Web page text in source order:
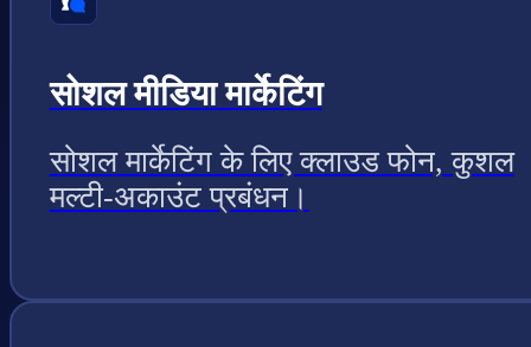
सोशल मीडिया मार्केटिंग
सोशल मार्केटिंग के लिए क्लाउड फोन, कुशल
मल्टी-अकाउंट प्रबंधन।